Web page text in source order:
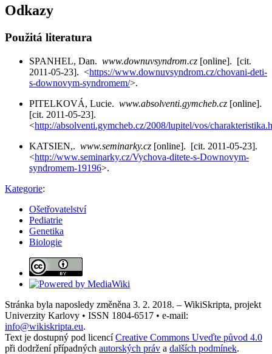
Odkazy
Použitá literatura
SPANHEL, Dan. www.downuvsyndrom.cz [online]. [cit.
2011-05-23]. <https://www.downuvsyndrom.cz/chovani-deti-
s-downovym-syndromem/>.
PITELKOVÁ, Lucie. www.absolventi.gymcheb.cz [online].
[cit. 2011-05-23].
<http://absolventi.gymcheb.cz/2008/lupitel/vos/
KATSIEN,. www.seminarky.cz [online]. [cit. 2011-05-23].
<http://www.seminarky.cz/Vychova-ditete-s-Downovym-
syndromem-19196>.
Kategorie:
Ošetřovatelství
Pediatrie
Genetika
Biologie
Stránka byla naposledy změněna 3. 2. 2018. – WikiSkripta, projekt
Univerzity Karlovy • ISSN 1804-6517 • e-mail:
info@wikiskripta.eu.
Text je dostupný pod licencíCreative Commons Uveďte původ 4.0
při dodržení případných autorských práv a dalších podmínek.